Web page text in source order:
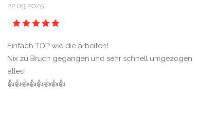
22.09.2025
Einfach TOP wie die arbeiten!
Nix zu Bruch gegangen und sehr schnell umgezogen
alles!
👍👍👍👍👍👍👍👍